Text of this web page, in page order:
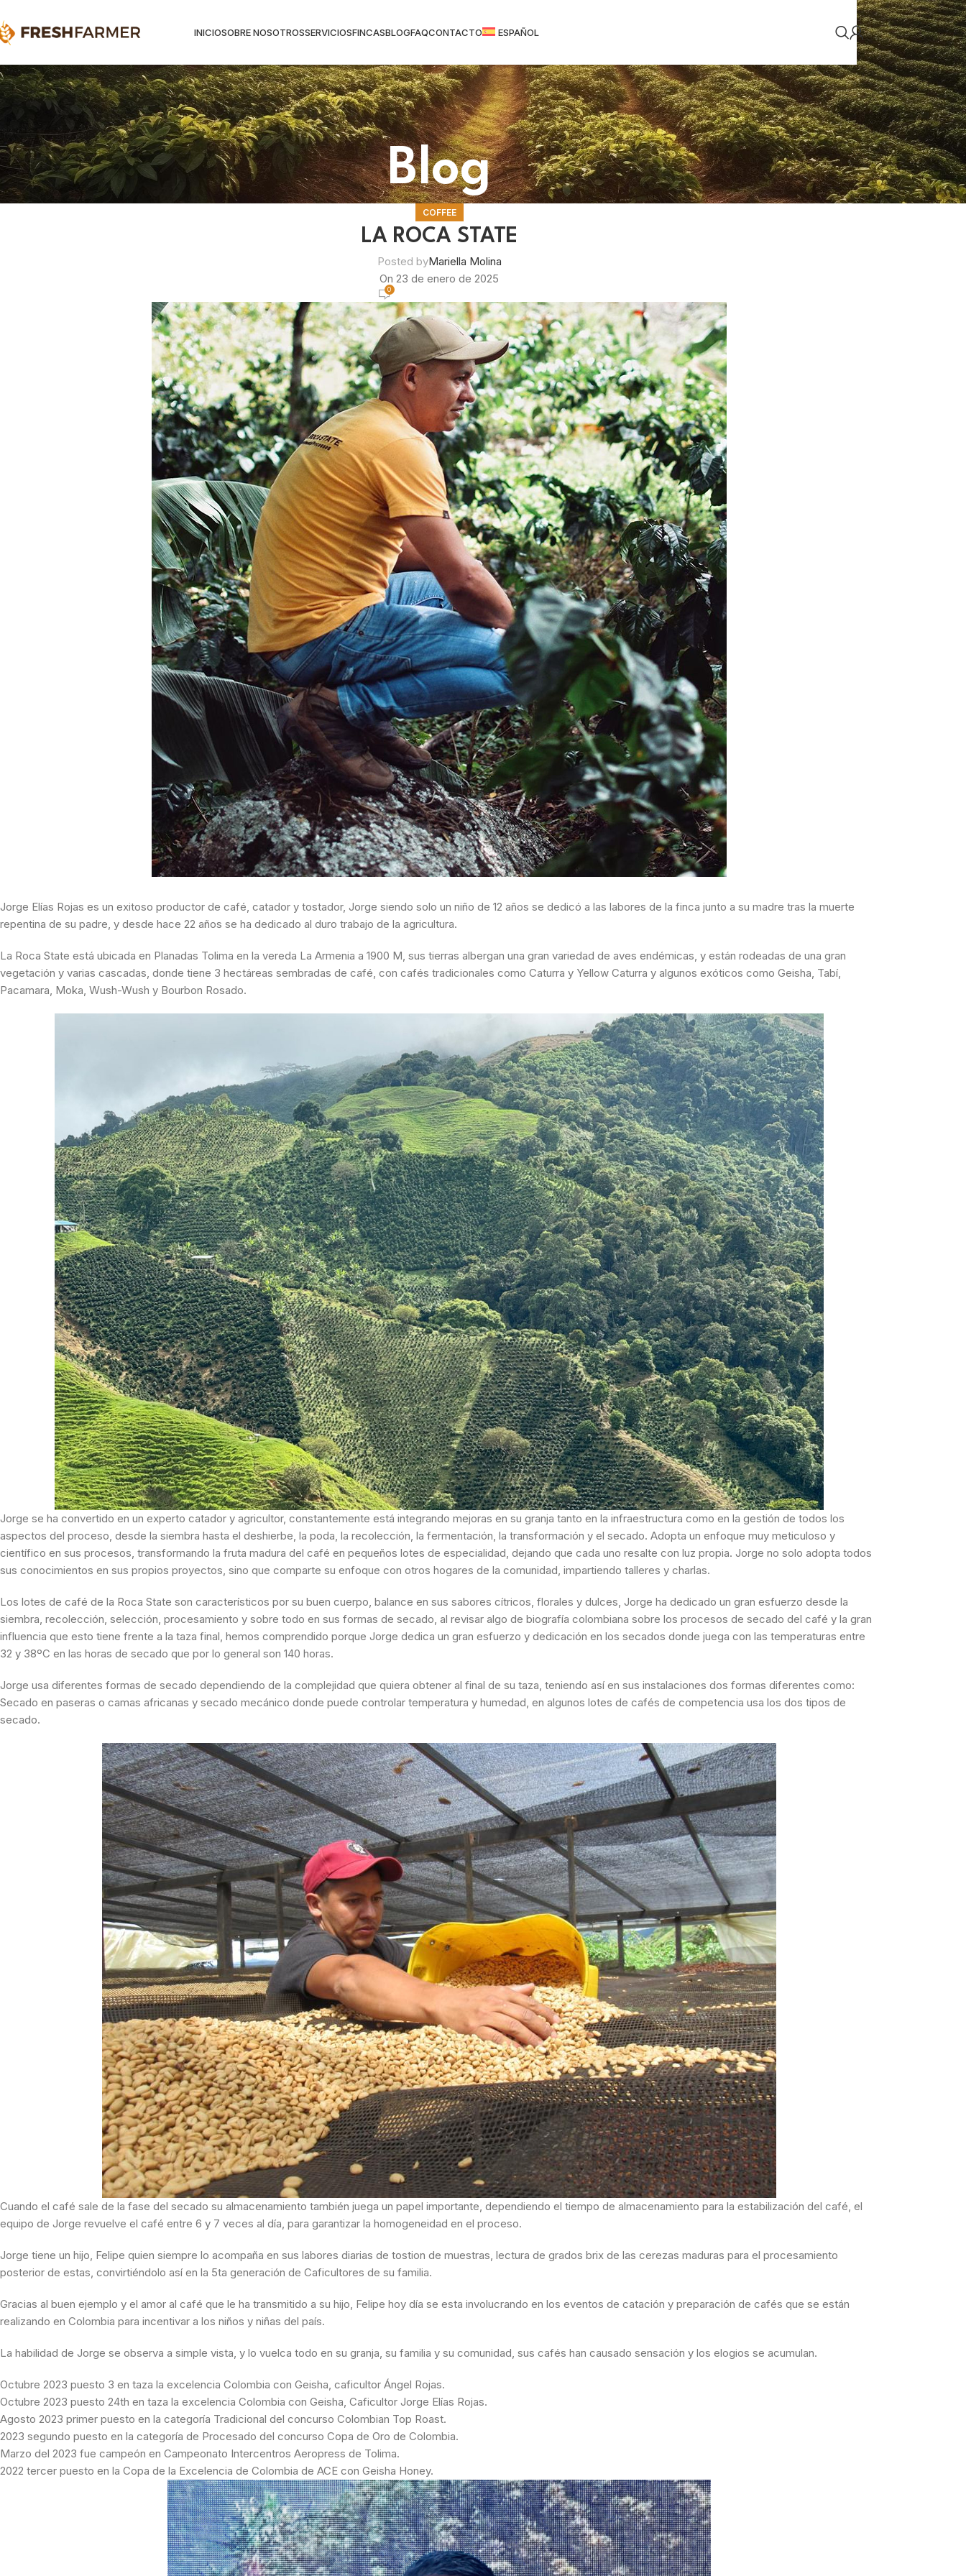
INICIOSOBRE NOSOTROSSERVICIOSFINCASBLOGFAQCONTACTO ESPAÑOL
Blog
COFFEE
LA ROCA STATE
Posted byMariella Molina
On 23 de enero de 2025
0
Jorge Elías Rojas es un exitoso productor de café, catador y tostador, Jorge siendo solo un niño de 12 años se dedicó a las labores de la finca junto a su madre tras la muerte
repentina de su padre, y desde hace 22 años se ha dedicado al duro trabajo de la agricultura.
La Roca State está ubicada en Planadas Tolima en la vereda La Armenia a 1900 M, sus tierras albergan una gran variedad de aves endémicas, y están rodeadas de una gran
vegetación y varias cascadas, donde tiene 3 hectáreas sembradas de café, con cafés tradicionales como Caturra y Yellow Caturra y algunos exóticos como Geisha, Tabí,
Pacamara, Moka, Wush-Wush y Bourbon Rosado.
Jorge se ha convertido en un experto catador y agricultor, constantemente está integrando mejoras en su granja tanto en la infraestructura como en la gestión de todos los
aspectos del proceso, desde la siembra hasta el deshierbe, la poda, la recolección, la fermentación, la transformación y el secado. Adopta un enfoque muy meticuloso y
científico en sus procesos, transformando la fruta madura del café en pequeños lotes de especialidad, dejando que cada uno resalte con luz propia. Jorge no solo adopta todos
sus conocimientos en sus propios proyectos, sino que comparte su enfoque con otros hogares de la comunidad, impartiendo talleres y charlas.
Los lotes de café de la Roca State son característicos por su buen cuerpo, balance en sus sabores cítricos, florales y dulces, Jorge ha dedicado un gran esfuerzo desde la
siembra, recolección, selección, procesamiento y sobre todo en sus formas de secado, al revisar algo de biografía colombiana sobre los procesos de secado del café y la gran
influencia que esto tiene frente a la taza final, hemos comprendido porque Jorge dedica un gran esfuerzo y dedicación en los secados donde juega con las temperaturas entre
32 y 38ºC en las horas de secado que por lo general son 140 horas.
Jorge usa diferentes formas de secado dependiendo de la complejidad que quiera obtener al final de su taza, teniendo así en sus instalaciones dos formas diferentes como:
Secado en paseras o camas africanas y secado mecánico donde puede controlar temperatura y humedad, en algunos lotes de cafés de competencia usa los dos tipos de
secado.
Cuando el café sale de la fase del secado su almacenamiento también juega un papel importante, dependiendo el tiempo de almacenamiento para la estabilización del café, el
equipo de Jorge revuelve el café entre 6 y 7 veces al día, para garantizar la homogeneidad en el proceso.
Jorge tiene un hijo, Felipe quien siempre lo acompaña en sus labores diarias de tostion de muestras, lectura de grados brix de las cerezas maduras para el procesamiento
posterior de estas, convirtiéndolo así en la 5ta generación de Caficultores de su familia.
Gracias al buen ejemplo y el amor al café que le ha transmitido a su hijo, Felipe hoy día se esta involucrando en los eventos de catación y preparación de cafés que se están
realizando en Colombia para incentivar a los niños y niñas del país.
La habilidad de Jorge se observa a simple vista, y lo vuelca todo en su granja, su familia y su comunidad, sus cafés han causado sensación y los elogios se acumulan.
Octubre 2023 puesto 3 en taza la excelencia Colombia con Geisha, caficultor Ángel Rojas.
Octubre 2023 puesto 24th en taza la excelencia Colombia con Geisha, Caficultor Jorge Elías Rojas.
Agosto 2023 primer puesto en la categoría Tradicional del concurso Colombian Top Roast.
2023 segundo puesto en la categoría de Procesado del concurso Copa de Oro de Colombia.
Marzo del 2023 fue campeón en Campeonato Intercentros Aeropress de Tolima.
2022 tercer puesto en la Copa de la Excelencia de Colombia de ACE con Geisha Honey.